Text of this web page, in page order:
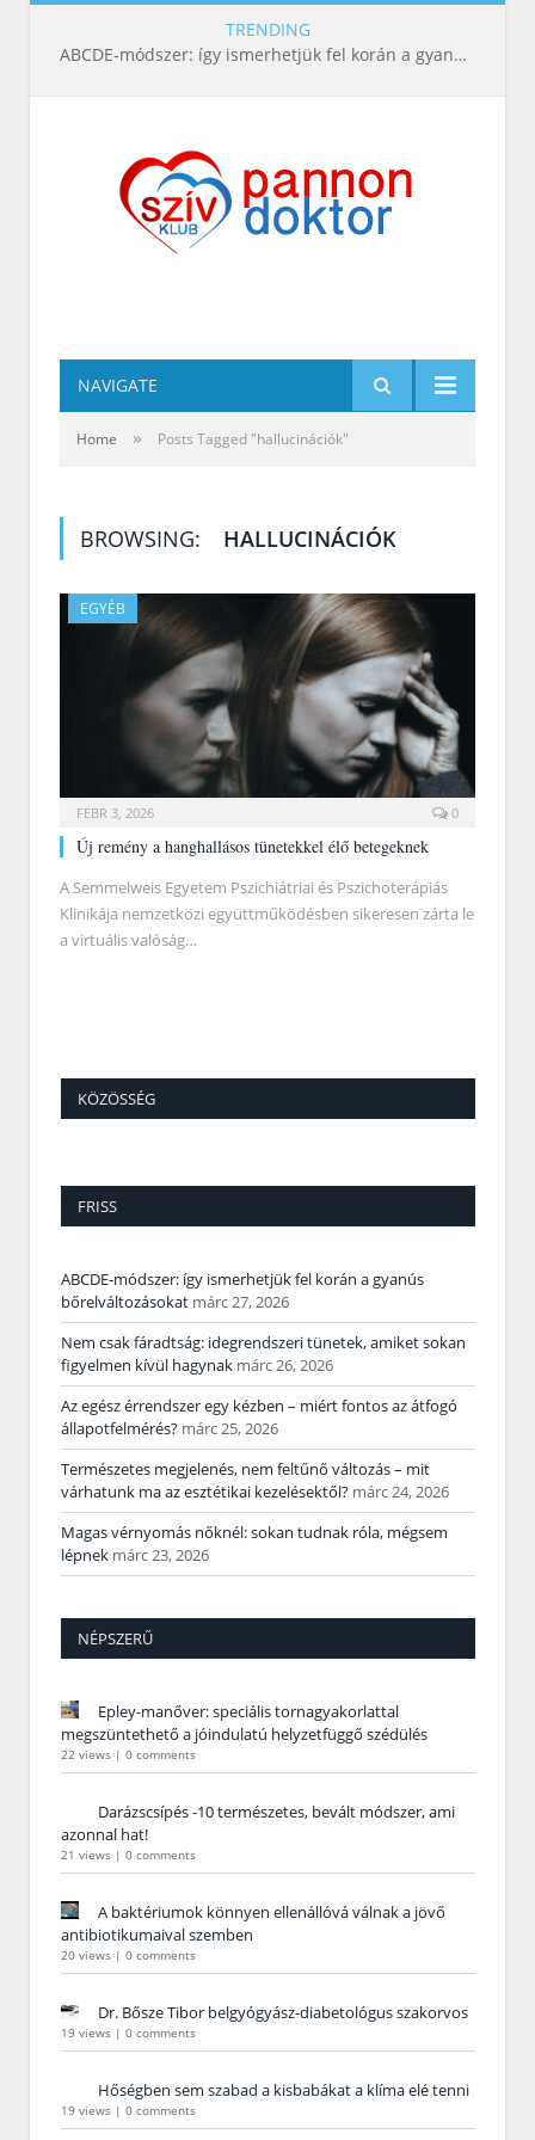
TRENDING
ABCDE‑módszer: így ismerhetjük fel korán a gyanús bőrelváltozásokat
NAVIGATE
Home » Posts Tagged "hallucinációk"
BROWSING: HALLUCINÁCIÓK
EGYÉB
FEBR 3, 2026 0
Új remény a hanghallásos tünetekkel élő betegeknek
A Semmelweis Egyetem Pszichiátriai és Pszichoterápiás
Klinikája nemzetközi együttműködésben sikeresen zárta le
a virtuális valóság…
KÖZÖSSÉG
FRISS
ABCDE‑módszer: így ismerhetjük fel korán a gyanús
bőrelváltozásokat márc 27, 2026
Nem csak fáradtság: idegrendszeri tünetek, amiket sokan
figyelmen kívül hagynak márc 26, 2026
Az egész érrendszer egy kézben – miért fontos az átfogó
állapotfelmérés? márc 25, 2026
Természetes megjelenés, nem feltűnő változás – mit
várhatunk ma az esztétikai kezelésektől? márc 24, 2026
Magas vérnyomás nőknél: sokan tudnak róla, mégsem
lépnek márc 23, 2026
NÉPSZERŰ
Epley-manőver: speciális tornagyakorlattal
megszüntethető a jóindulatú helyzetfüggő szédülés
22 views | 0 comments
Darázscsípés -10 természetes, bevált módszer, ami
azonnal hat!
21 views | 0 comments
A baktériumok könnyen ellenállóvá válnak a jövő
antibiotikumaival szemben
20 views | 0 comments
Dr. Bősze Tibor belgyógyász-diabetológus szakorvos
19 views | 0 comments
Hőségben sem szabad a kisbabákat a klíma elé tenni
19 views | 0 comments